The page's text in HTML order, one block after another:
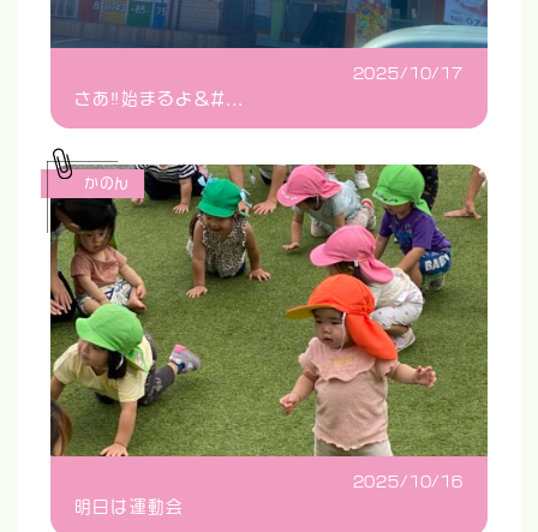
2025/10/17
さあ‼️始まるよ&#...
2025/10/16
明日は運動会
かのん